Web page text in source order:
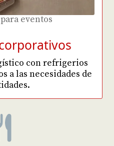
eventos
con refrigerios
a las necesidades de